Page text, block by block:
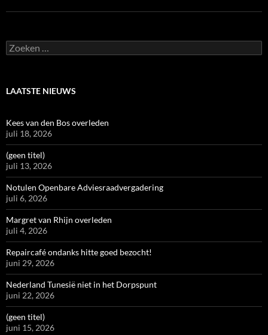
Zoeken
naar:
LAATSTE NIEUWS
Kees van den Bos overleden
juli 18, 2026
(geen titel)
juli 13, 2026
Notulen Openbare Adviesraadvergadering
juli 6, 2026
Margret van Rhijn overleden
juli 4, 2026
Repaircafé ondanks hitte goed bezocht!
juni 29, 2026
Nederland Tunesië niet in het Dorpspunt
juni 22, 2026
(geen titel)
juni 15, 2026